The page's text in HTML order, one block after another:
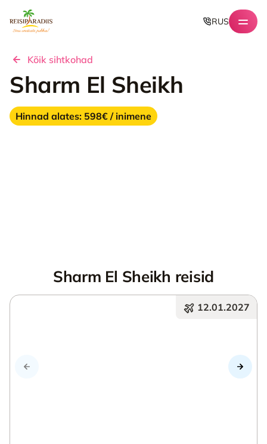
RUS
Kõik sihtkohad
Sharm El Sheikh
Hinnad alates: 598€ / inimene
Sharm El Sheikh reisid
12.01.2027